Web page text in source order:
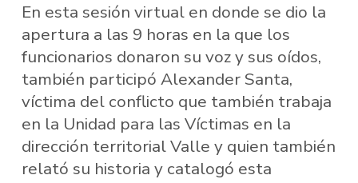
En esta sesión virtual en donde se dio la
apertura a las 9 horas en la que los
funcionarios donaron su voz y sus oídos,
también participó Alexander Santa,
víctima del conflicto que también trabaja
en la Unidad para las Víctimas en la
dirección territorial Valle y quien también
relató su historia y catalogó esta